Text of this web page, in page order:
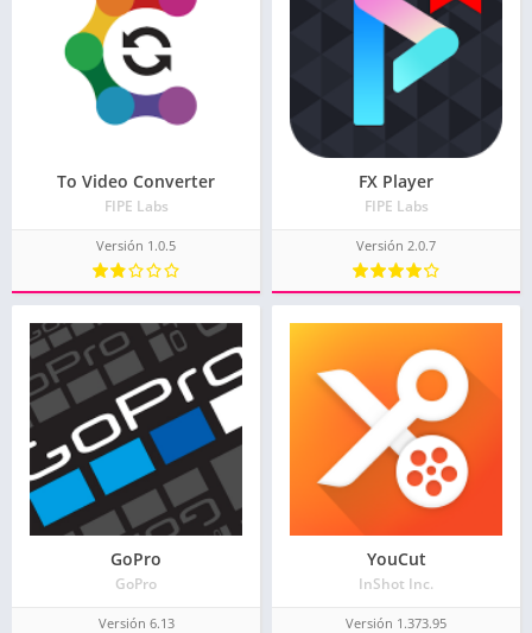
To Video Converter
FIPE Labs
Versión 1.0.5
FX Player
FIPE Labs
Versión 2.0.7
GoPro
GoPro
Versión 6.13
YouCut
InShot Inc.
Versión 1.373.95